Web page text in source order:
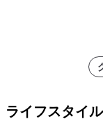
ライフスタイ